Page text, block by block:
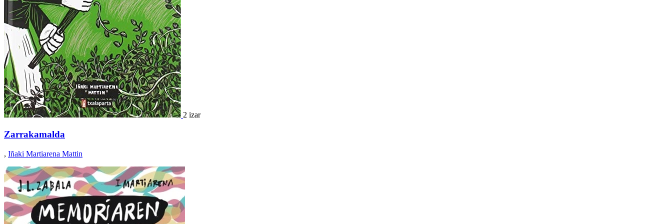
2 izar
Zarrakamalda
, Iñaki Martiarena Mattin